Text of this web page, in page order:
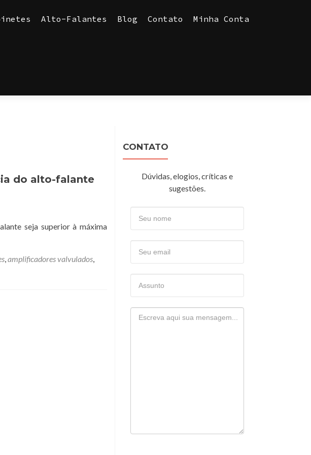
Alto-Falantes Blog Contato Minha Conta
do alto-falante
seja superior à máxima
,amplificadores valvulados,
CONTATO
Dúvidas, elogios, críticas e
sugestões.